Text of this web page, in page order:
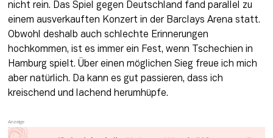
nicht rein. Das Spiel gegen Deutschland fand parallel zu
einem ausverkauften Konzert in der Barclays Arena statt.
Obwohl deshalb auch schlechte Erinnerungen
hochkommen, ist es immer ein Fest, wenn Tschechien in
Hamburg spielt. Über einen möglichen Sieg freue ich mich
aber natürlich. Da kann es gut passieren, dass ich
kreischend und lachend herumhüpfe.